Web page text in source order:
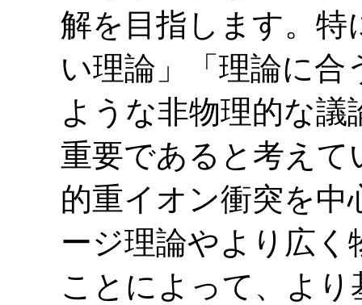
解を目指します。特
い理論」「理論に合
ような非物理的な
重要であると考え
的重イオン衝突を
ージ理論やより広
ことによって、よ